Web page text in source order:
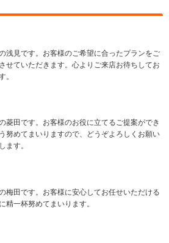
浅見です。お客様のご希望に合ったプランをご
せていただきます。心よりご来店お待ちしてお
。
菱田です。お客様のお役に立てるご提案ができ
努めてまいりますので、どうぞよろしくお願い
ます。
梅田です。お客様に安心してお任せいただける
精一杯努めてまいります。